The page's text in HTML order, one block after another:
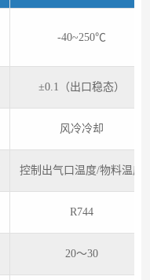
-40~250℃
±0.1（出口稳态）
风冷冷却
控制出气口温度/物料温度
R744
20～30